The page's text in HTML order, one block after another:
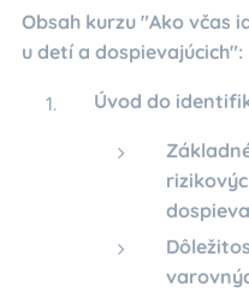
Obsah kurzu "Ako včas
u detí a dospievajúcich":
Úvod do